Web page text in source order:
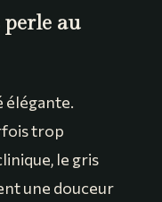
au
élégante.
trop
le gris
une douceur